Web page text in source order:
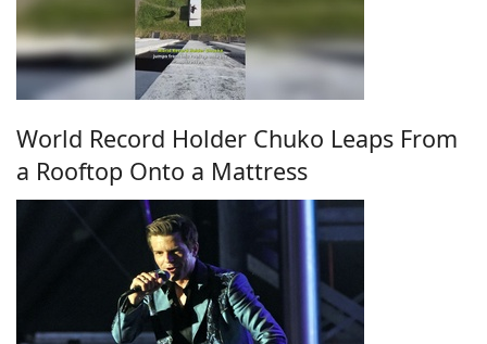
World Record Holder Chuko Leaps From
a Rooftop Onto a Mattress